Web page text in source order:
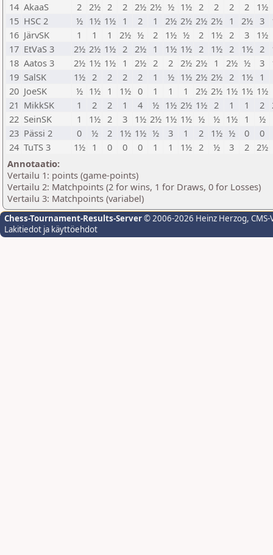
14 AkaaS 2 2½ 2 2 2½ 2½ ½ 1½ 2 2 2 2 1½
15 HSC 2 ½ 1½ 1½ 1 2 1 2½ 2½ 2½ 2½ 1 2½ 3
16 JärvSK 1 1 1 2½ ½ 2 1½ ½ 2 1½ 2 3
1½
17 EtVaS 3 2½ 2½ 1½ 2 2½ 1 1½ 1½ 2 1½ 2 1½ 2
18 Aatos 3 2½ 1½ 1½ 1 2½ 2 2 2½ 2½ 1 2½ ½ 3
19 SalSK 1½ 2 2 2 2 1 ½ 1½ 2½ 2½ 2 1½ 1
20 JoeSK ½ 1½ 1 1½ 0 1 1 1 2½ 2½ 1½ 1½ 1½
21 MikkSK 1 2 2 1 4 ½ 1½ 2½ 1½ 2 1 1 2
22 SeinSK 1 1½ 2 3 1½ 2½ 1½ 1½ ½ ½ 1½ 1
½
23 Pässi 2 0 ½ 2 1½ 1½ ½ 3 1 2 1½ ½ 0
0
24 TuTS 3 1½ 1 0 0 0 1 1 1½ 2 ½ 3 2 2½
Annotaatio:
Vertailu 1: points (game-points)
Vertailu 2: Matchpoints (2 for wins, 1 for Draws, 0 for Losses)
Vertailu 3: Matchpoints (variabel)
Chess-Tournament-Results-Server© 2006-2026 Heinz Herzog,
Lakitiedot ja käyttöehdot